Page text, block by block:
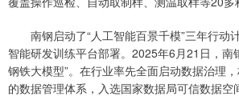
南钢启动了“人工智能百景千模”三年行动
智能研发训练平台部署。2025年6月21日，南
钢铁大模型”。在行业率先全面启动数据治理
的数据管理体系，入选国家数据局可信数据空